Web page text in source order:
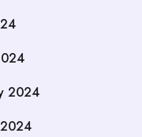
2024